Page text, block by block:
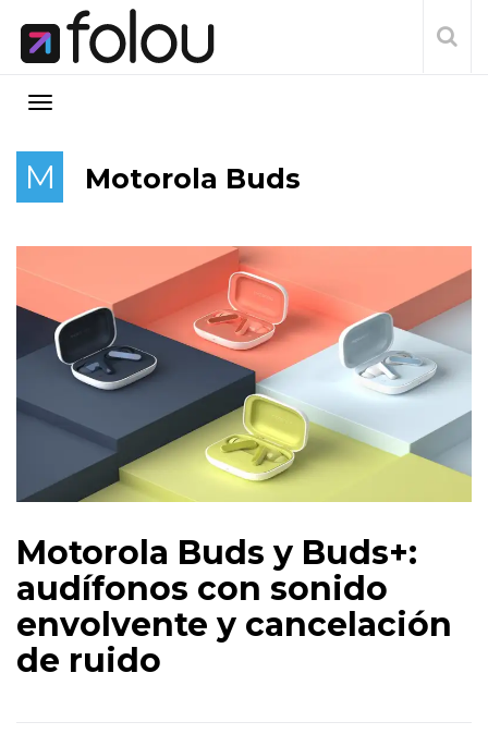
M Motorola Buds
Motorola Buds y Buds+:
audífonos con sonido
envolvente y cancelación
de ruido